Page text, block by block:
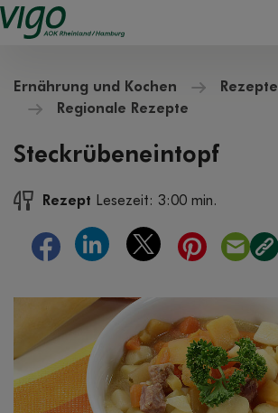
Ernährung und Kochen
Rezepte
Regionale Rezepte
Steckrübeneintopf
Rezept Lesezeit: 3:00 min.